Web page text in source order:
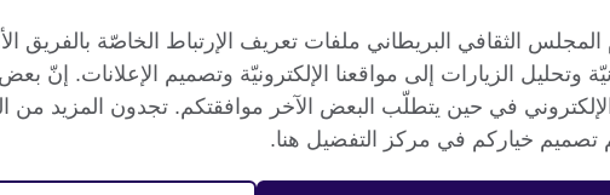
البريطاني العالمي الخصوصية وشروط الاستخدام
الثقافي البريطاني ملفات تعريف الإرتباط الخاصّة بالفريق
وتحليل الزيارات إلى مواقعنا الإلكترونيّة وتصميم الإعلانات.
الإلكتروني في حين يتطلّب البعض الآخر موافقتكم. تجدون المزيد
تصميم خياركم في مركز التفضيل هنا.